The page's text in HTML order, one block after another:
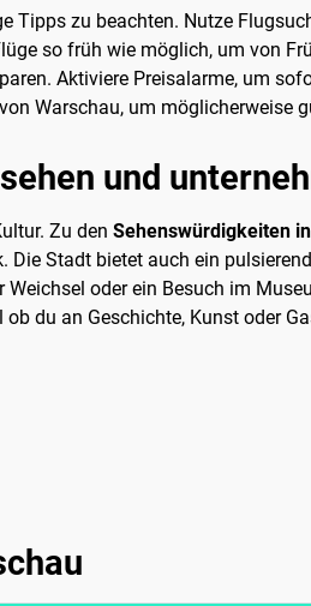
Tipps zu beachten. Nutze
so früh wie möglich, um von
Aktiviere Preisalarme, um
Warschau, um möglicherweise
und
Zu den Sehenswürdigkeiten
Stadt bietet auch ein
oder ein Besuch im
du an Geschichte, Kunst oder